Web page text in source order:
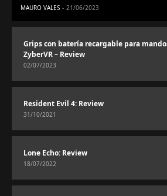
MAURO VALES 21/06/2023
Grips con batería recargable para
ZyberVR – Review
02/07/2023
Resident Evil 4: Review
31/10/2021
Lone Echo: Review
18/07/2022